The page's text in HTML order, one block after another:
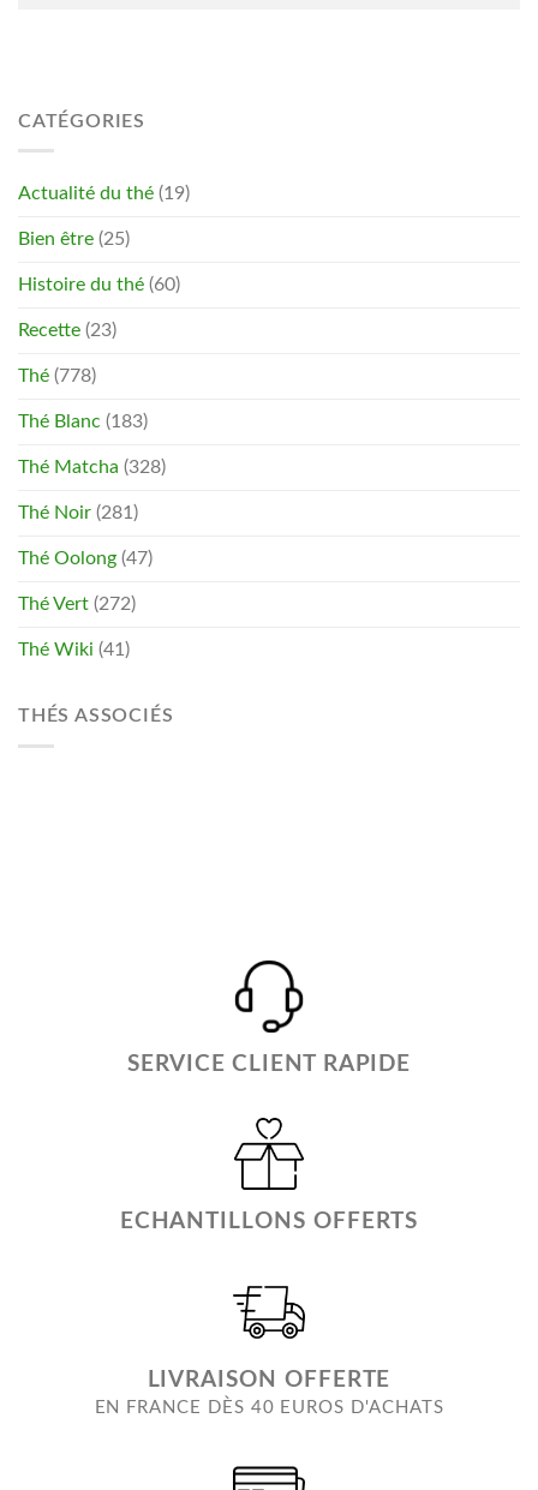
CATÉGORIES
Actualité du thé (19)
Bien être (25)
Histoire du thé (60)
Recette (23)
Thé (778)
Thé Blanc (183)
Thé Matcha (328)
Thé Noir (281)
Thé Oolong (47)
Thé Vert (272)
Thé Wiki (41)
THÉS ASSOCIÉS
SERVICE CLIENT RAPIDE
ECHANTILLONS OFFERTS
LIVRAISON OFFERTE
EN FRANCE DÈS 40 EUROS D'ACHATS